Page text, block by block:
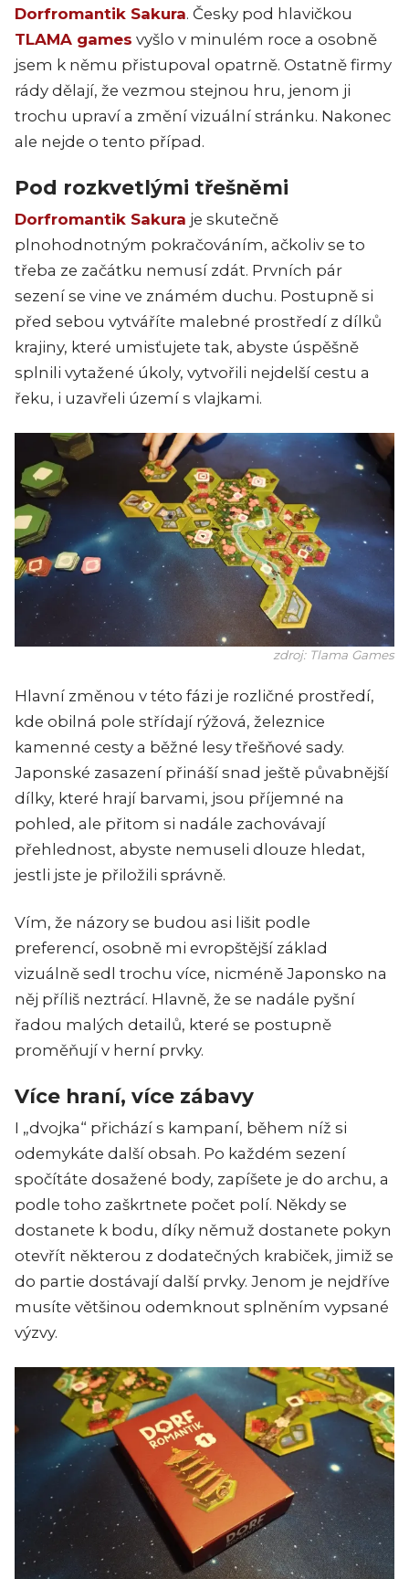
Dorfromantik Sakura. Česky pod hlavičkou
TLAMA games vyšlo v minulém roce a osobně
jsem k němu přistupoval opatrně. Ostatně firmy
rády dělají, že vezmou stejnou hru, jenom ji
trochu upraví a změní vizuální stránku. Nakonec
ale nejde o tento případ.
Pod rozkvetlými třešněmi
Dorfromantik Sakura je skutečně
plnohodnotným pokračováním, ačkoliv se to
třeba ze začátku nemusí zdát. Prvních pár
sezení se vine ve známém duchu. Postupně si
před sebou vytváříte malebné prostředí z dílků
krajiny, které umisťujete tak, abyste úspěšně
splnili vytažené úkoly, vytvořili nejdelší cestu a
řeku, i uzavřeli území s vlajkami.
zdroj: Tlama Games
Hlavní změnou v této fázi je rozličné prostředí,
kde obilná pole střídají rýžová, železnice
kamenné cesty a běžné lesy třešňové sady.
Japonské zasazení přináší snad ještě půvabnější
dílky, které hrají barvami, jsou příjemné na
pohled, ale přitom si nadále zachovávají
přehlednost, abyste nemuseli dlouze hledat,
jestli jste je přiložili správně.
Vím, že názory se budou asi lišit podle
preferencí, osobně mi evropštější základ
vizuálně sedl trochu více, nicméně Japonsko na
něj příliš neztrácí. Hlavně, že se nadále pyšní
řadou malých detailů, které se postupně
proměňují v herní prvky.
Více hraní, více zábavy
I „dvojka“ přichází s kampaní, během níž si
odemykáte další obsah. Po každém sezení
spočítáte dosažené body, zapíšete je do archu, a
podle toho zaškrtnete počet polí. Někdy se
dostanete k bodu, díky němuž dostanete pokyn
otevřít některou z dodatečných krabiček, jimiž se
do partie dostávají další prvky. Jenom je nejdříve
musíte většinou odemknout splněním vypsané
výzvy.